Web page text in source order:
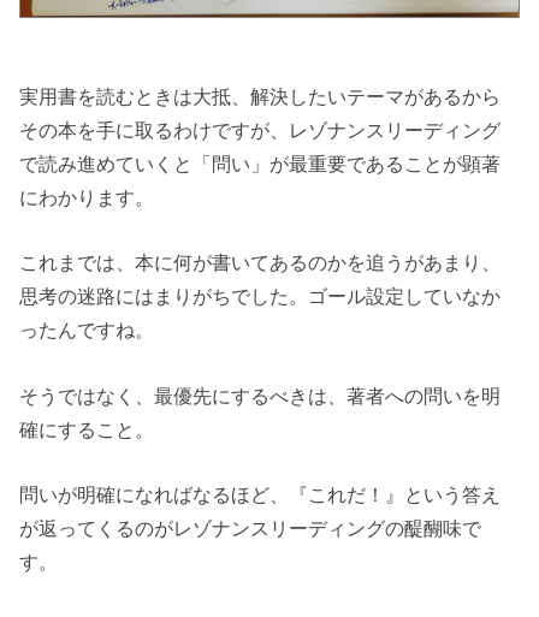
実用書を読むときは大抵、解決したいテーマがあるから
その本を手に取るわけですが、レゾナンスリーディング
で読み進めていくと「問い」が最重要であることが顕著
にわかります。
これまでは、本に何が書いてあるのかを追うがあまり、
思考の迷路にはまりがちでした。ゴール設定していなか
ったんですね。
そうではなく、最優先にするべきは、著者への問いを明
確にすること。
問いが明確になればなるほど、『これだ！』という答え
が返ってくるのがレゾナンスリーディングの醍醐味で
す。